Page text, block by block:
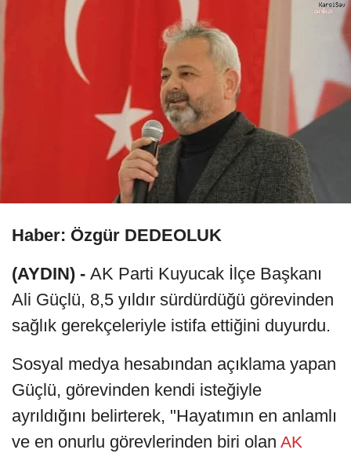
Haber: Özgür DEDEOLUK
(AYDIN) - AK Parti Kuyucak İlçe Başkanı
Ali Güçlü, 8,5 yıldır sürdürdüğü görevinden
sağlık gerekçeleriyle istifa ettiğini duyurdu.
Sosyal medya hesabından açıklama yapan
Güçlü, görevinden kendi isteğiyle
ayrıldığını belirterek, "Hayatımın en anlamlı
ve en onurlu görevlerinden biri olan AK